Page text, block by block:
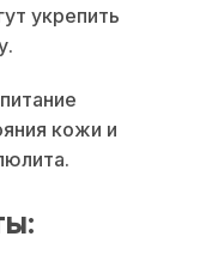
укрепить
кожи и